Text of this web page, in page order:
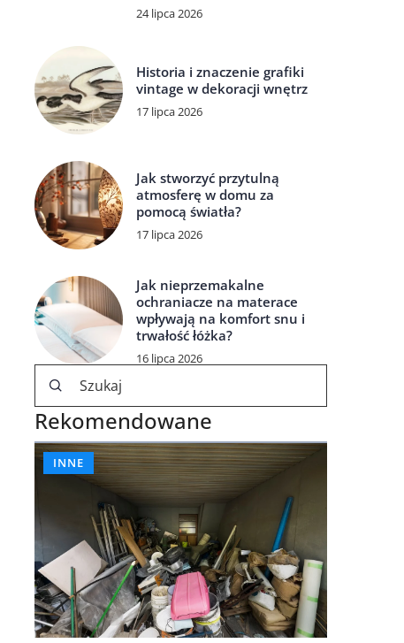
24 lipca 2026
Historia i znaczenie grafiki
vintage w dekoracji wnętrz
17 lipca 2026
Jak stworzyć przytulną
atmosferę w domu za
pomocą światła?
17 lipca 2026
Jak nieprzemakalne
ochraniacze na materace
wpływają na komfort snu i
trwałość łóżka?
16 lipca 2026
Rekomendowane
INNE